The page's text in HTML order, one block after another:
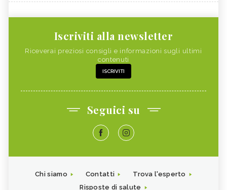
Iscriviti alla newsletter
Riceverai preziosi consigli e informazioni sugli ultimi
contenuti
ISCRIVITI
Seguici su
Chi siamo Contatti
Trova l'esperto
Risposte di salute